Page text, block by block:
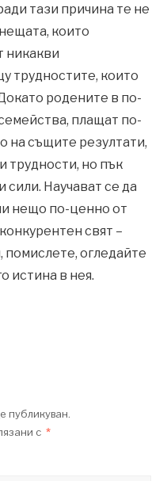
тази причина те не
които
никакви
трудностите, които
родените в по-
плащат по-
на същите резултати,
трудности, но пък
Научават се да
нещо по-ценно от
свят –
помислете, огледайте
истина в нея.
публикуван.
с *